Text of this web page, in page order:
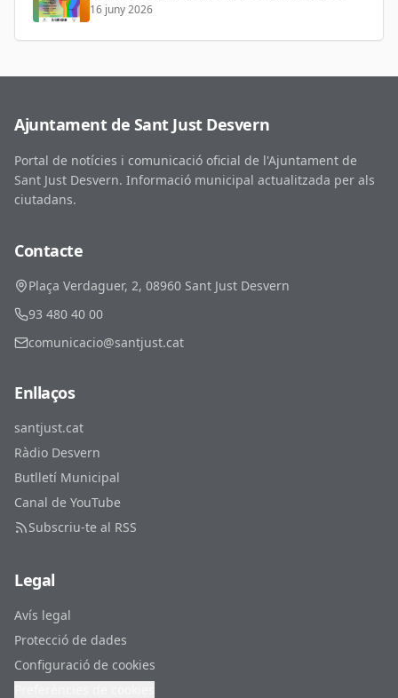
16 juny 2026
Ajuntament de Sant Just Desvern
Portal de notícies i comunicació oficial de l'Ajuntament de
Sant Just Desvern. Informació municipal actualitzada per als
ciutadans.
Contacte
Plaça Verdaguer, 2, 08960 Sant Just Desvern
93 480 40 00
comunicacio@santjust.cat
Enllaços
santjust.cat
Ràdio Desvern
Butlletí Municipal
Canal de YouTube
Subscriu-te al RSS
Legal
Avís legal
Protecció de dades
Configuració de cookies